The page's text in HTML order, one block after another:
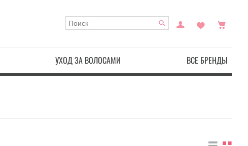
УХОД ЗА ВОЛОСАМИ ВСЕ БРЕНДЫ